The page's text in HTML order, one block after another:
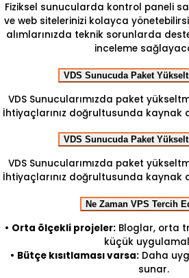
Fiziksel sunucularda kontrol paneli
ve web sitelerinizi kolayca
alımlarınızda teknik sorunlarda
inceleme
VDS Sunucuda Paket
VDS Sunucularımızda paket
İhtiyaçlarınız doğrultusunda kaynak
VDS Sunucuda Paket
VDS Sunucularımızda paket
İhtiyaçlarınız doğrultusunda kaynak
Ne Zaman VPS Tercih
• Orta ölçekli projeler:Bloglar, orta
küçük
• Bütçe kısıtlaması varsa: Daha
sunar.